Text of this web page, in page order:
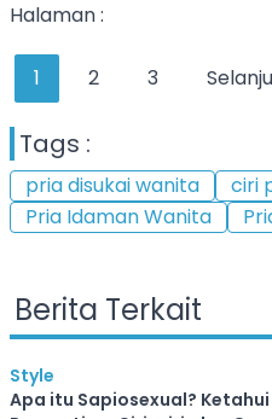
Halaman :
1 2 3
Tags :
pria disukai wanita
ciri
Pria Idaman Wanita
Berita Terkait
Style
Apa itu Sapiosexual? Ketahui